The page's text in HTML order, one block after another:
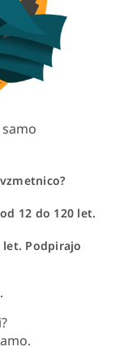
12 do 120 let.
Podpirajo